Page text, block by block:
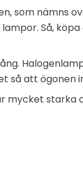
som nämns
Så,
så att ögonen
mycket